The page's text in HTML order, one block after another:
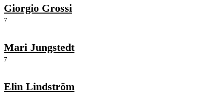
Giorgio Grossi
7
Mari Jungstedt
7
Elin Lindström